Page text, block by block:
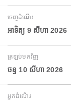
ចេញដំណើរ
អាទិត្យ 9 សីហា 2026
ត្រឡប់មកវិញ
ចន្ទ 10 សីហា 2026
អ្នកដំណើរ